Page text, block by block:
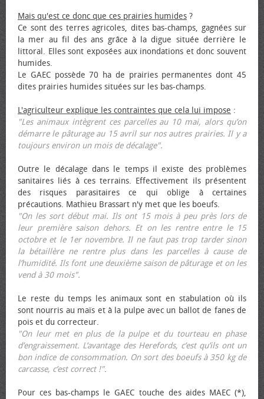
Mais qu'est ce donc que ces prairies humides ?
Ce sont des terres agricoles, dites bas-champs, gagnées sur
la mer au fil des ans grâce à la digue située derrière le
littoral. Elles sont exposées aux inondations et donc souvent
humides.
Le GAEC possède 70 ha de prairies permanentes dont 45
dites prairies humides situées sur les bas-champs.
L'agriculteur explique les contraintes que cela lui impose :
"Les animaux intègrent ces parcelles au 10 mai, alors qu’on
démarre le pâturage au 15 avril sur nos autres prairies. Il y a
toujours environ un mois de décalage".
Outre le décalage dans le temps il existe des problèmes
sanitaires liés à ces terrains. Effectivement ils présentent
des risques parasitaires ce qui oblige à certaines
précautions. Mathieu Brassart n'y met que les bœufs.
"On les sort début mai. Ils ont 15 mois à peu près lors de
leur première saison dehors. Et on les rentre entre le 15
octobre et le 1er novembre. Il ne faut pas trop tarder sinon
la bétaillère ne rentre plus dans les parcelles à cause de
l’humidité. Ils font une deuxième saison de pâturage et on les
vend à 30 mois".
Le reste du temps les animaux sont en stabulation où ils
sont nourris au maïs et à la pulpe avec un ballot de fanes de
pois et du correcteur.
"On leur met en plus de la pulpe et du tourteau en phase
d’engraissement. L’avantage des Herefords, c’est qu’ils ont un
bon indice de consommation. On sort des bœufs à 350 kg de
carcasse, c’est correct !".
Pour ces bas-champs le GAEC touche des aides MAEC (*),